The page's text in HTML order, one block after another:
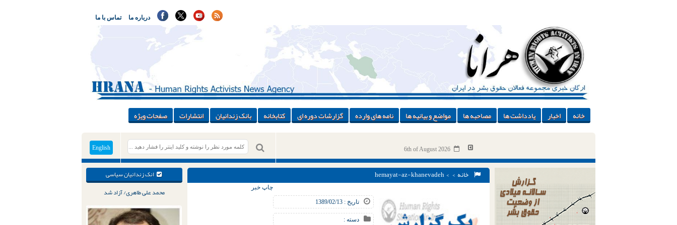
تماس با ما درباره ما
خانه اخبار یادداشت ها مصاحبه ها مواضع و بیانیه ها نامه های وارده گزارشات دوره ای کتابخانه بانک زندانیان انتشارات صفحات ویژه
English 6th of August 2026
انک زندانیان سیاسی
محمد علی طاهری/ آزاد شد
خانه > > hemayat-az-khanevadeh
تاریخ : 1389/02/13
دسته :
چاپ خبر